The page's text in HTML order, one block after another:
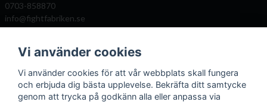
0703-858870
info@fightfabriken.se
Mitt konto
Önskelista
Logga in
Populära katagorier
Boxningshandskar
Benskydd
Vi använder cookies
Vi använder cookies för att vår webbplats skall fungera
och erbjuda dig bästa upplevelse. Bekräfta ditt samtycke
genom att trycka på godkänn alla eller anpassa via